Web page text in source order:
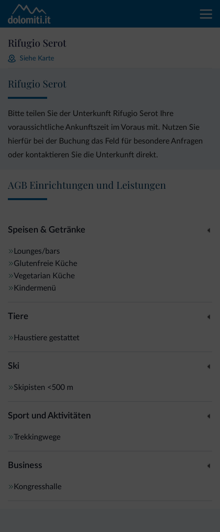
Rifugio Serot
Siehe Karte
Rifugio Serot
Bitte teilen Sie der Unterkunft Rifugio Serot Ihre
voraussichtliche Ankunftszeit im Voraus mit. Nutzen Sie
hierfür bei der Buchung das Feld für besondere Anfragen
oder kontaktieren Sie die Unterkunft direkt.
AGB Einrichtungen und Leistungen
Speisen & Getränke
Lounges/bars
Glutenfreie Küche
Vegetarian Küche
Kindermenü
Tiere
Haustiere gestattet
Ski
Skipisten <500 m
Sport und Aktivitäten
Trekkingwege
Business
Kongresshalle